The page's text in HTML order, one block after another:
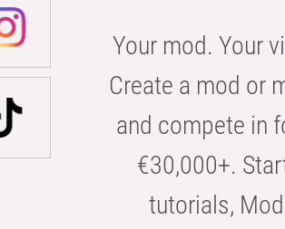
Your mod. Your
Create a mod or
and compete in
€30,000+.
tutorials,